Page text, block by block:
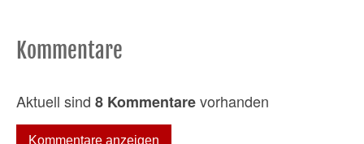
Kommentare
Aktuell sind 8 Kommentarevorhanden
Kommentare anzeigen